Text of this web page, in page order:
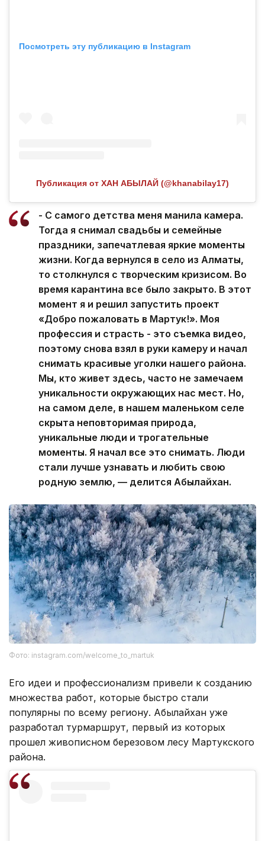
Посмотреть эту публикацию в Instagram
Публикация от ХАН АБЫЛАЙ (@khanabilay17)
- С самого детства меня манила камера.
Тогда я снимал свадьбы и семейные
праздники, запечатлевая яркие моменты
жизни. Когда вернулся в село из Алматы,
то столкнулся с творческим кризисом. Во
время карантина все было закрыто. В этот
момент я и решил запустить проект
«Добро пожаловать в Мартук!». Моя
профессия и страсть - это съемка видео,
поэтому снова взял в руки камеру и начал
снимать красивые уголки нашего района.
Мы, кто живет здесь, часто не замечаем
уникальности окружающих нас мест. Но,
на самом деле, в нашем маленьком селе
скрыта неповторимая природа,
уникальные люди и трогательные
моменты. Я начал все это снимать. Люди
стали лучше узнавать и любить свою
родную землю, — делится Абылайхан.
Фото: instagram.com/welcome_to_martuk
Его идеи и профессионализм привели к созданию
множества работ, которые быстро стали
популярны по всему региону. Абылайхан уже
разработал турмаршрут, первый из которых
прошел живописном березовом лесу Мартукского
района.